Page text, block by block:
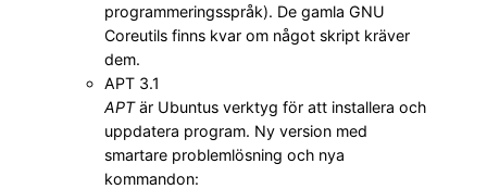
programmeringsspråk). De gamla GNU
Coreutils finns kvar om något skript kräver
dem.
APT 3.1
APTär Ubuntus verktyg för att installera och
uppdatera program. Ny version med
smartare problemlösning och nya
kommandon: